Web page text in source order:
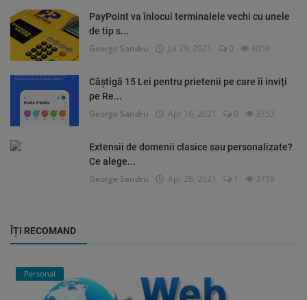
PayPoint va înlocui terminalele vechi cu unele
de tip s...
George Sandru Jul 29, 2021 0 4058
Câștigă 15 Lei pentru prietenii pe care îi inviți
pe Re...
George Sandru Apr 16, 2021 0 3753
Extensii de domenii clasice sau personalizate?
Ce alege...
George Sandru Apr 28, 2021 1 3719
ÎȚI RECOMAND
Personal